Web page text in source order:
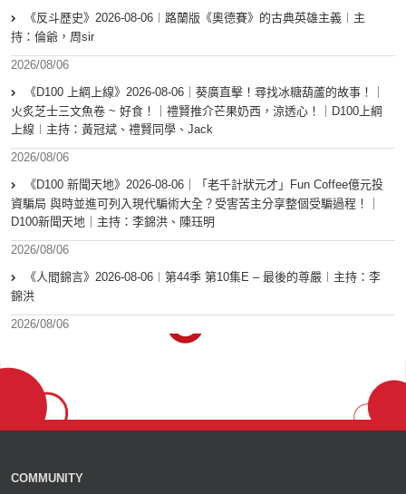
《反斗歷史》2026-08-06︱路蘭版《奧德賽》的古典英雄主義︱主
持：倫爺，周sir
2026/08/06
《D100 上綱上線》2026-08-06｜葵廣直擊！尋找冰糖葫蘆的故事！｜
火炙芝士三文魚卷 ~ 好食！｜禮賢推介芒果奶西，涼透心！｜D100上綱
上線︱主持：黃冠斌、禮賢同學、Jack
2026/08/06
《D100 新聞天地》2026-08-06｜「老千計狀元才」Fun Coffee億元投
資騙局 與時並進可列入現代騙術大全？受害苦主分享整個受騙過程！｜
D100新聞天地｜主持：李錦洪、陳珏明
2026/08/06
《人間錦言》2026-08-06︱第44季 第10集E – 最後的尊嚴︱主持：李
錦洪
2026/08/06
COMMUNITY